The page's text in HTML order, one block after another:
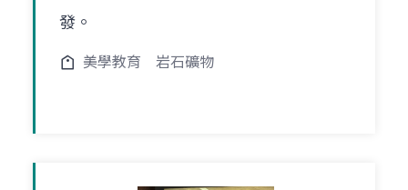
發。
美學教育 岩石礦物